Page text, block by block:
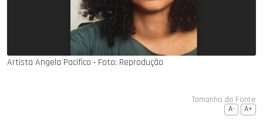
Artista Angela Pacífico ‧ Foto: Reprodução
Tamanho da Fonte
A- A+